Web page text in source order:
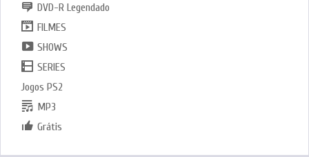
DVD-R Legendado
FILMES
SHOWS
SERIES
Jogos PS2
MP3
Grátis